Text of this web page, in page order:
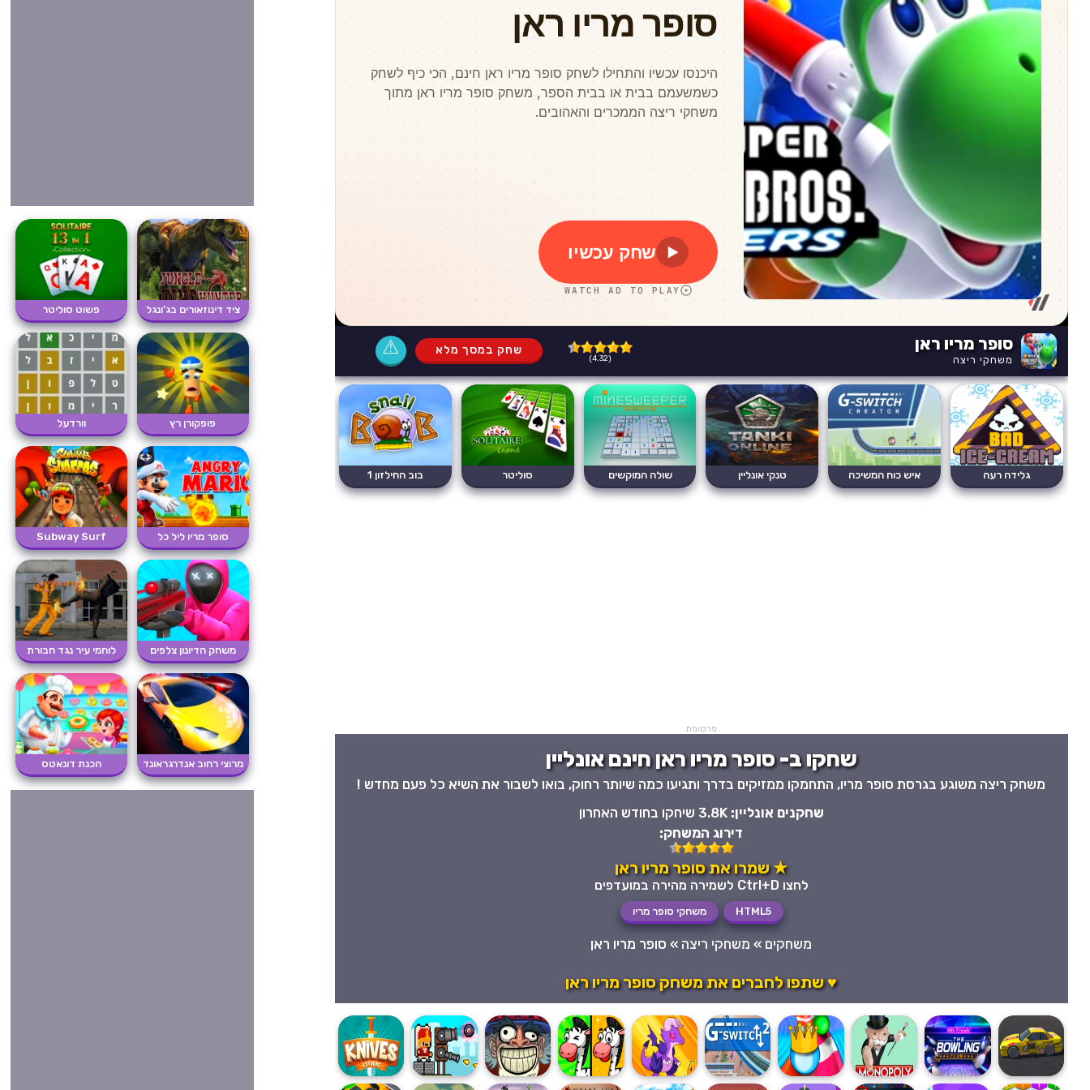
סופר מריו ראן
משחקי ריצה (4.32)
שחק במסך מלא ⚠
גלידה רעה איש כוח המשיכה טנקי אונליין שולה המוקשים סוליטר בוב החילזון 1
פרסומת
שחקו ב- סופר מריו ראן חינם אונליין
משחק ריצה משוגע בגרסת סופר מריו, התחמקו ממזיקים בדרך ותגיעו כמה שיותר רחוק, בואו לשבור את השיא כל פעם מחדש !
שחקנים אונליין:3.8K שיחקו בחודש האחרון
דירוג המשחק:
★ שמרו את סופר מריו ראן
לחצו Ctrl+D לשמירה מהירה במועדפים
HTML5 משחקי סופר מריו
משחקים » משחקי ריצה » סופר מריו ראן
♥ שתפו לחברים את משחק סופר מריו ראן
ציד דינוזאורים בג'ונגל פשוט סוליטר
פופקורן רץ וורדעל
סופר מריו ליל כל
הקדושים
Subway Surf
משחק הדיונון צלפים
לוחמי עיר נגד חבורת
רחוב
מרוצי רחוב אנדרגראונד הכנת דונאטס